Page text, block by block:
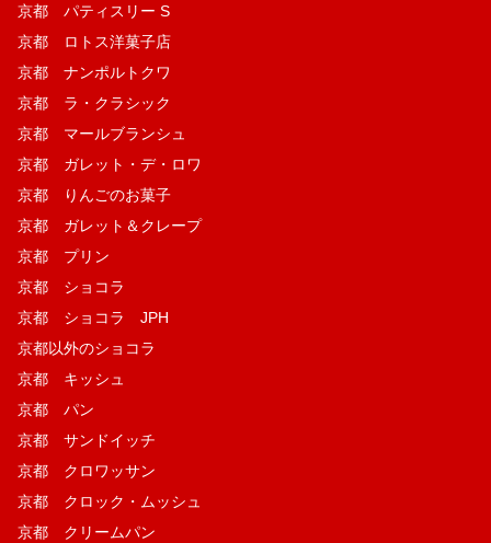
京都 パティスリー S
京都 ロトス洋菓子店
京都 ナンポルトクワ
京都 ラ・クラシック
京都 マールブランシュ
京都 ガレット・デ・ロワ
京都 りんごのお菓子
京都 ガレット＆クレープ
京都 プリン
京都 ショコラ
京都 ショコラ JPH
京都以外のショコラ
京都 キッシュ
京都 パン
京都 サンドイッチ
京都 クロワッサン
京都 クロック・ムッシュ
京都 クリームパン